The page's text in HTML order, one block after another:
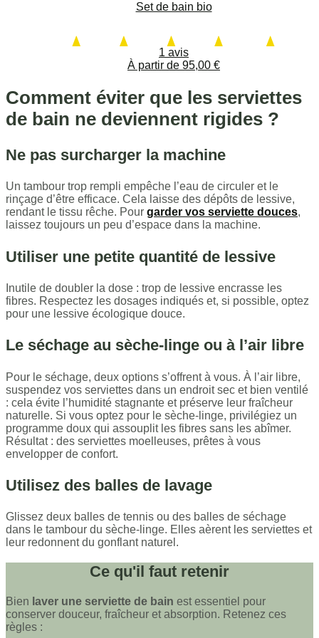
Set de bain bio
1 avis
À partir de 95,00 €
Comment éviter que les serviettes
de bain ne deviennent rigides ?
Ne pas surcharger la machine
Un tambour trop rempli empêche l’eau de circuler et le
rinçage d’être efficace. Cela laisse des dépôts de lessive,
rendant le tissu rêche. Pour garder vos serviette douces,
laissez toujours un peu d’espace dans la machine.
Utiliser une petite quantité de lessive
Inutile de doubler la dose : trop de lessive encrasse les
fibres. Respectez les dosages indiqués et, si possible, optez
pour une lessive écologique douce.
Le séchage au sèche-linge ou à l’air libre
Pour le séchage, deux options s’offrent à vous. À l’air libre,
suspendez vos serviettes dans un endroit sec et bien ventilé
: cela évite l’humidité stagnante et préserve leur fraîcheur
naturelle. Si vous optez pour le sèche-linge, privilégiez un
programme doux qui assouplit les fibres sans les abîmer.
Résultat : des serviettes moelleuses, prêtes à vous
envelopper de confort.
Utilisez des balles de lavage
Glissez deux balles de tennis ou des balles de séchage
dans le tambour du sèche-linge. Elles aèrent les serviettes et
leur redonnent du gonflant naturel.
Ce qu'il faut retenir
Bien laver une serviette de bain est essentiel pour
conserver douceur, fraîcheur et absorption. Retenez ces
règles :